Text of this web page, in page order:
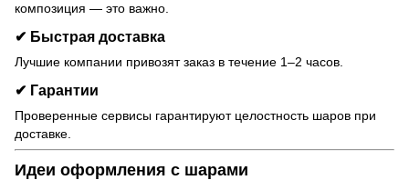
композиция — это важно.
✔ Быстрая доставка
Лучшие компании привозят заказ в течение 1–2 часов.
✔ Гарантии
Проверенные сервисы гарантируют целостность шаров при
доставке.
Идеи оформления с шарами